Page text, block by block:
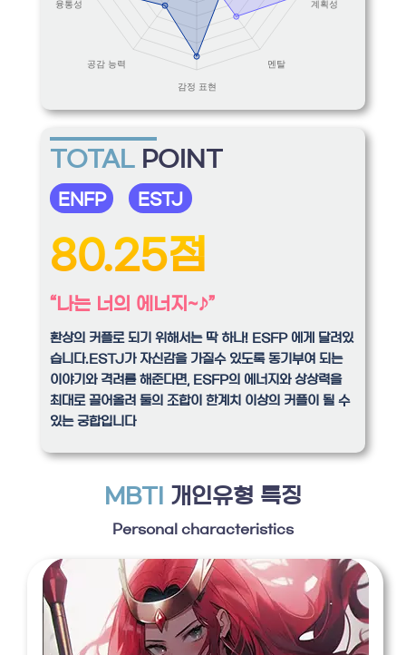
TOTAL POINT
ENFP ESTJ
80.25점
“나는 너의 에너지~♪”
환상의 커플로 되기 위해서는 딱 하나! ESFP 에게 달려있
습니다.ESTJ가 자신감을 가질수 있도록 동기부여 되는
이야기와 격려를 해준다면, ESFP의 에너지와 상상력을
최대로 끌어올려 둘의 조합이 한계치 이상의 커플이 될 수
있는 궁합입니다
MBTI 개인유형 특징
Personal characteristics